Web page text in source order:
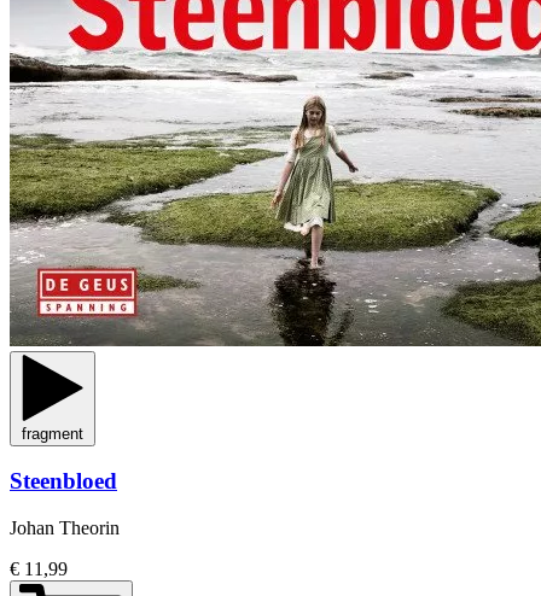
fragment
Steenbloed
Johan Theorin
€ 11,99